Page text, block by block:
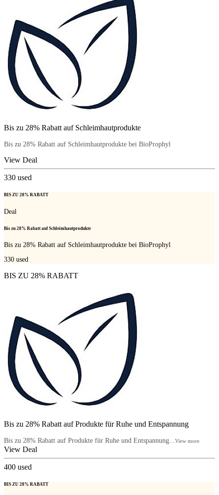
Bis zu 28% Rabatt auf Schleimhautprodukte
Bis zu 28% Rabatt auf Schleimhautprodukte bei BioProphyl
View Deal
330 used
BIS ZU 28% RABATT
Deal
Bis zu 28% Rabatt auf Schleimhautprodukte
Bis zu 28% Rabatt auf Schleimhautprodukte bei BioProphyl
330 used
BIS ZU 28% RABATT
Bis zu 28% Rabatt auf Produkte für Ruhe und Entspannung
Bis zu 28% Rabatt auf Produkte für Ruhe und Entspannung... View more
View Deal
400 used
BIS ZU 28% RABATT